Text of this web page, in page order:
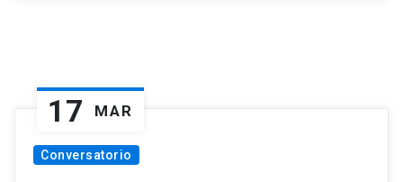
17 MAR
Conversatorio